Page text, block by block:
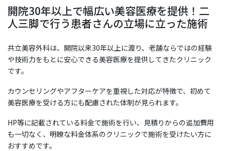
開院30年以上で幅広い美容医療を提供！二
人三脚で行う患者さんの立場に立った施術
共立美容外科は、開院以来30年以上に渡り、老舗ならではの経験
や技術力をもとに安心できる美容医療を提供してきたクリニック
です。
カウンセリングやアフターケアを重視した対応が特徴で、初めて
美容医療を受ける方にも配慮された体制が見られます。
HP等に記載されている料金で施術を行い、見積りからの追加費用
も一切なく、明瞭な料金体系のクリニックで施術を受けたい方に
おすすめです。